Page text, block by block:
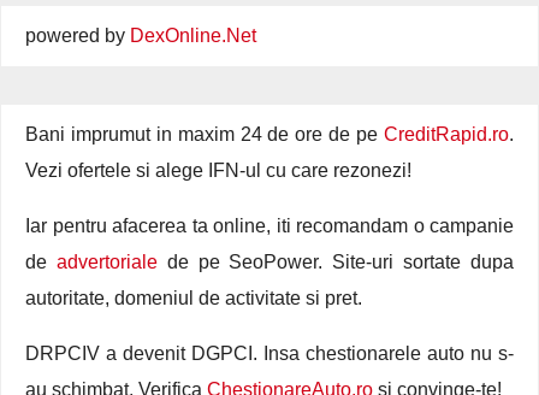
powered by DexOnline.Net
Bani imprumut in maxim 24 de ore de pe CreditRapid.ro.
Vezi ofertele si alege IFN-ul cu care rezonezi!
Iar pentru afacerea ta online, iti recomandam o campanie
de advertorialede pe SeoPower. Site-uri sortate dupa
autoritate, domeniul de activitate si pret.
DRPCIV a devenit DGPCI. Insa chestionarele auto nu s-
au schimbat. Verifica ChestionareAuto.ro si convinge-te!